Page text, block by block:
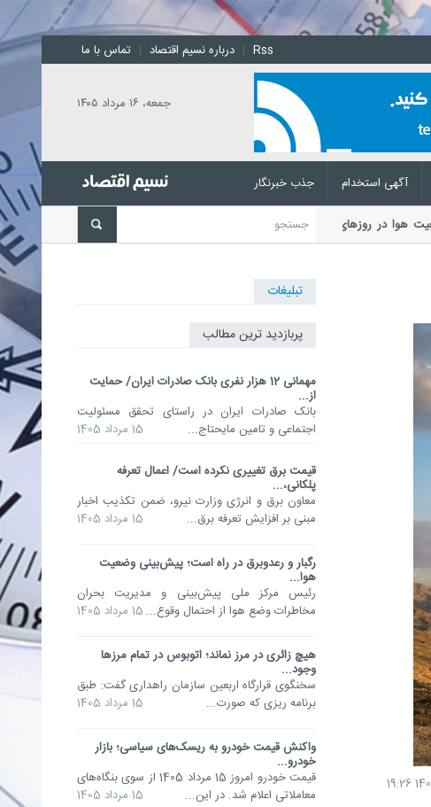
تماس با ما | درباره نسیم اقتصاد | Rss
جمعه، ۱۶ مرداد ۱۴۰۵
جذب خبرنگار آگهی استخدام
وضعیت هوا در روزهای آتی
تبلیغات
پربازدید ترین مطالب
مهمانی 12 هزار نفری بانک صادرات ایران/ حمایت
از...
​بانک صادرات ایران در راستای تحقق مسئولیت
اجتماعی و تامین مایحتاج...
15 مرداد 1405
قیمت برق تغییری نکرده است/ اعمال تعرفه
پلکانی،...
معاون برق و انرژی وزارت نیرو، ضمن تکذیب اخبار
مبنی بر افزایش تعرفه برق...
15 مرداد 1405
رگبار و رعدوبرق در راه است؛ پیش‌بینی وضعیت
هوا...
رئیس مرکز ملی پیش‌بینی و مدیریت بحران
مخاطرات وضع هوا از احتمال وقوع... 15 مرداد 1405
هیچ زائری در مرز نماند؛ اتوبوس در تمام مرزها
وجود...
سخنگوی قرارگاه اربعین سازمان راهداری گفت: طبق
برنامه ریزی که صورت...
15 مرداد 1405
واکنش قیمت خودرو به ریسک‌های سیاسی؛ بازار
خودرو...
قیمت خودرو امروز 15 مرداد 1405 از سوی بنگاه‌های
معاملاتی اعلام شد. در این...
15 مرداد 1405